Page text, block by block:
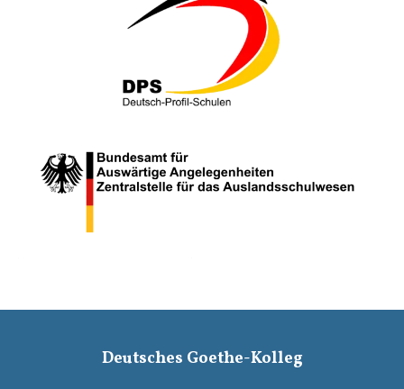
Deutsches Goethe-Kolleg